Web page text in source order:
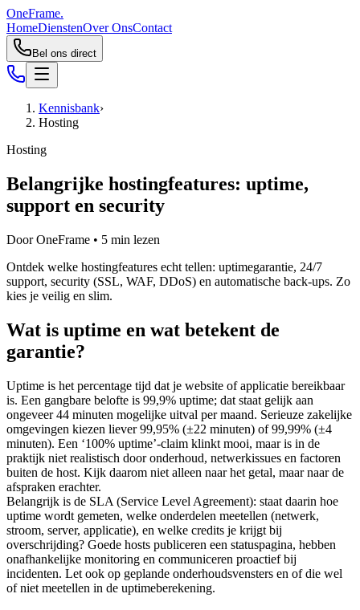
OneFrame.
HomeDienstenOver OnsContact
Bel ons direct
Kennisbank›
Hosting
Hosting
Belangrijke hostingfeatures: uptime,
support en security
DoorOneFrame • 5 min lezen
Ontdek welke hostingfeatures echt tellen: uptimegarantie, 24/7
support, security (SSL, WAF, DDoS) en automatische back-ups. Zo
kies je veilig en slim.
Wat is uptime en wat betekent de
garantie?
Uptime is het percentage tijd dat je website of applicatie bereikbaar
is. Een gangbare belofte is 99,9% uptime; dat staat gelijk aan
ongeveer 44 minuten mogelijke uitval per maand. Serieuze zakelijke
omgevingen kiezen liever 99,95% (±22 minuten) of 99,99% (±4
minuten). Een ‘100% uptime’-claim klinkt mooi, maar is in de
praktijk niet realistisch door onderhoud, netwerkissues en factoren
buiten de host. Kijk daarom niet alleen naar het getal, maar naar de
afspraken erachter.
Belangrijk is de SLA (Service Level Agreement): staat daarin hoe
uptime wordt gemeten, welke onderdelen meetellen (netwerk,
stroom, server, applicatie), en welke credits je krijgt bij
overschrijding? Goede hosts publiceren een statuspagina, hebben
onafhankelijke monitoring en communiceren proactief bij
incidenten. Let ook op geplande onderhoudsvensters en of die wel
of niet meetellen in de uptimeberekening.